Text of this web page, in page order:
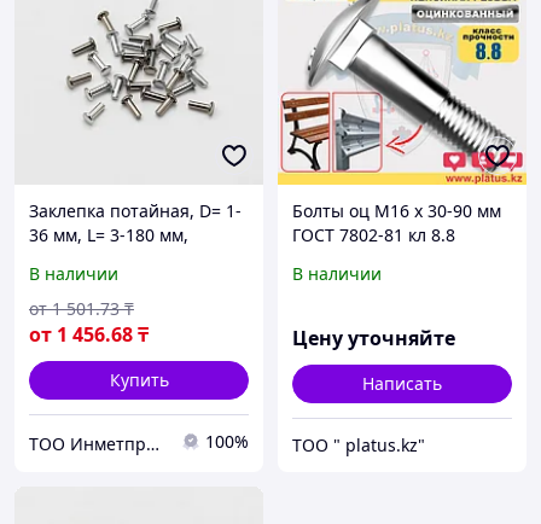
Заклепка потайная, D= 1-
36 мм, L= 3-180 мм,
сталь; нержавеющая
сталь...
В наличии
от 1 456.68₸
от 1 501.73 ₸
Купить
ТОО Инметпром 100%
Болты оц М16 х 30-90 мм
ГОСТ 7802-81 кл 8.8
ДОРОЖНЫЙ
В наличии
Цену уточняйте
Написать
ТОО " platus.kz"